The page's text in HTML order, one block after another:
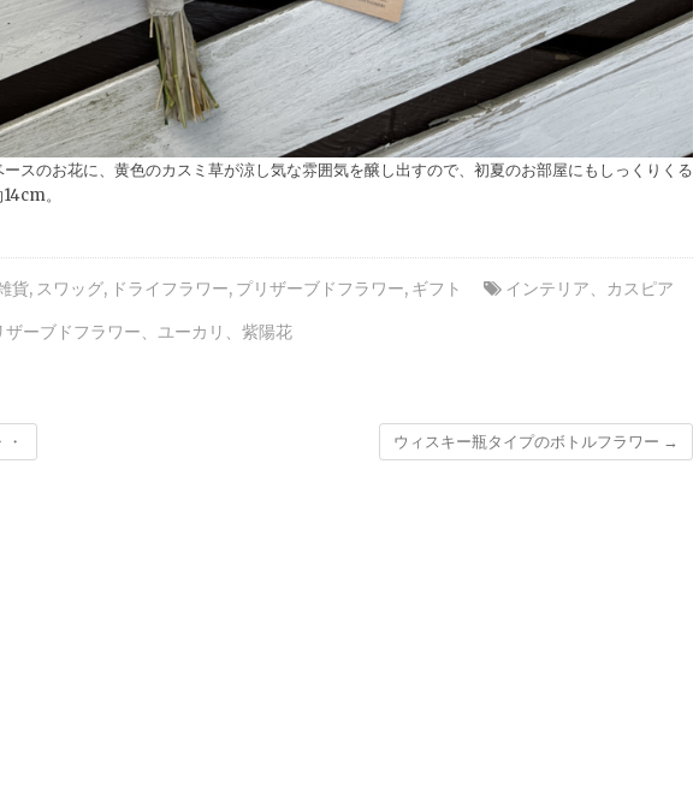
スのお花に、黄色のカスミ草が涼し気な雰囲気を醸し出すので、初夏のお部屋にもしっくりくる
。
貨, スワッグ, ドライフラワー, プリザーブドフラワー, ギフト インテリア、
カスピア
ザーブドフラワー、 ユーカリ 、 紫陽花
ウィスキー瓶タイプのボトルフラワー →